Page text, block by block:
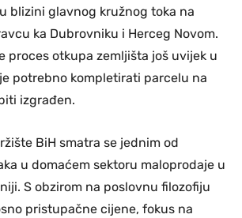
blizini glavnog kružnog toka na
ka Dubrovniku i Herceg Novom.
proces otkupa zemljišta još uvijek u
potrebno kompletirati parcelu na
izgrađen.
BiH smatra se jednim od
u domaćem sektoru maloprodaje u
S obzirom na poslovnu filozofiju
pristupačne cijene, fokus na